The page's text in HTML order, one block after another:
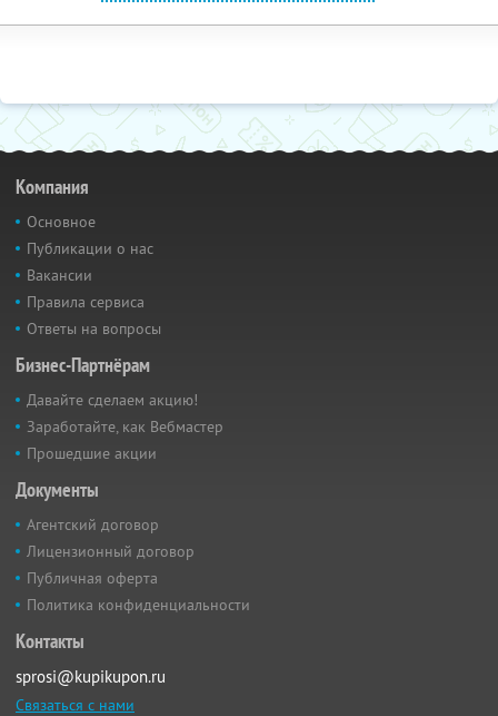
Компания
Основное
Публикации о нас
Вакансии
Правила сервиса
Ответы на вопросы
Бизнес-Партнёрам
Давайте сделаем акцию!
Заработайте, как Вебмастер
Прошедшие акции
Документы
Агентский договор
Лицензионный договор
Публичная оферта
Политика конфиденциальности
Контакты
sprosi@kupikupon.ru
Связаться с нами